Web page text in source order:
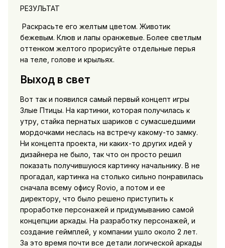
РЕЗУЛЬТАТ
Раскрасьте его желтым цветом. Животик
бежевым. Клюв и лапы оранжевые. Более светлым
оттенком желтого прорисуйте отдельные перья
на теле, голове и крыльях.
Выход в свет
Вот так и появился самый первый концепт игры
Злые Птицы. На картинки, которая получилась к
утру, стайка пернатых шариков с сумасшедшими
мордочками неслась на встречу какому-то замку.
Ни концепта проекта, ни каких-то других идей у
дизайнера не было, так что он просто решил
показать получившуюся картинку начальнику. B не
прогадал, картинка на столько сильно понравилась
сначала всему офису Rovio, а потом и ее
директору, что было решено приступить к
проработке персонажей и придумыванию самой
концепции аркады. На разработку персонажей, и
создание геймплей, у компании ушло около 2 лет.
За это время почти все детали логической аркады